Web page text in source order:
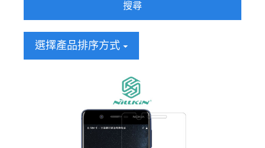
搜尋
選擇產品排序方式